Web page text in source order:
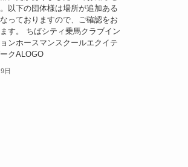
以下の団体様は場所が追加ある
っておりますので、ご確認をお
す。 ちばシティ乗馬クラブイン
ンホースマンスクールエクイテ
クALOGO
日